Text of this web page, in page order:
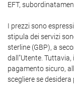
EFT,
I prezzi sono
stipula dei servizi
sterline (GBP), a
dall"Utente.
pagamento sicuro,
scegliere se